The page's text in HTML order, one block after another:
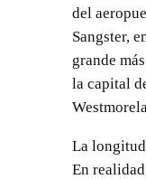
del
Sangster,
grande
la capital
La
En